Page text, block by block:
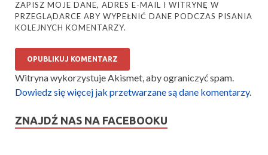
ZAPISZ MOJE DANE, ADRES E-MAIL I WITRYNĘ W
PRZEGLĄDARCE ABY WYPEŁNIĆ DANE PODCZAS PISANIA
KOLEJNYCH KOMENTARZY.
Witryna wykorzystuje Akismet, aby ograniczyć spam.
Dowiedz się więcej jak przetwarzane są dane komentarzy.
ZNAJDŹ NAS NA FACEBOOKU